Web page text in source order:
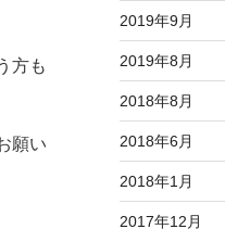
方も
願い
2019年9月
2019年8月
2018年8月
2018年6月
2018年1月
2017年12月